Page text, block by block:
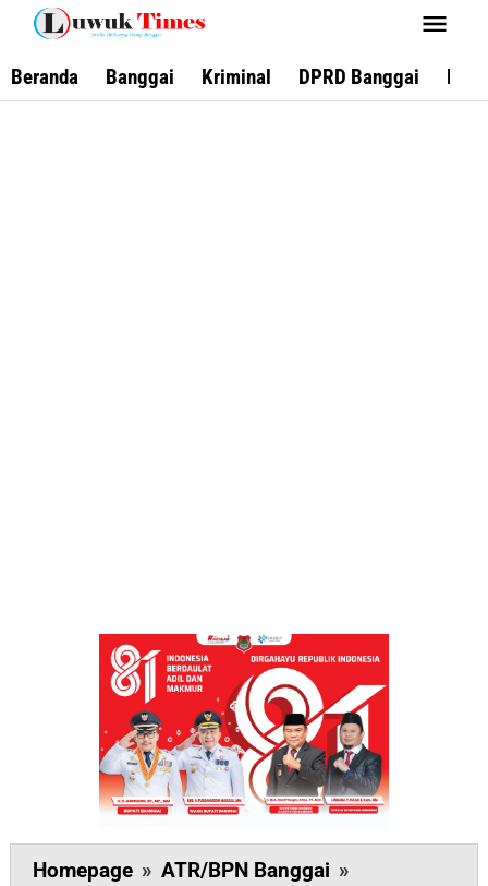
Lewati
konten
Beranda Banggai Kriminal DPRD Banggai
Homepage » ATR/BPN Banggai »